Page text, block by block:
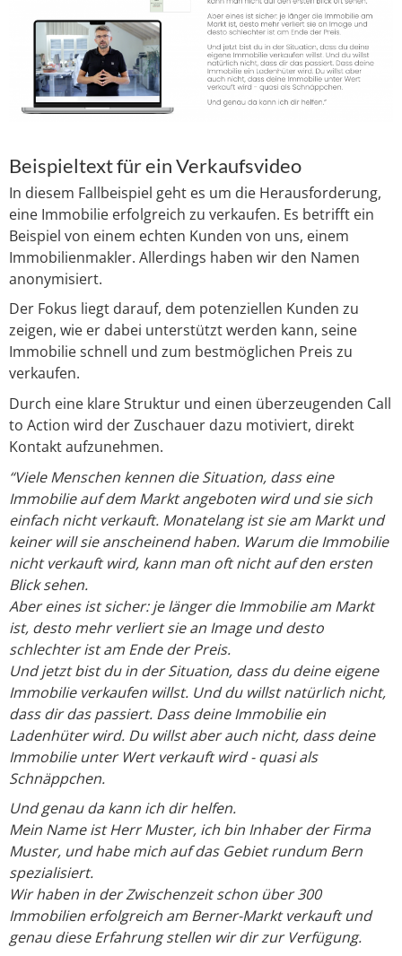
Beispieltext für ein Verkaufsvideo
In diesem Fallbeispiel geht es um die Herausforderung,
eine Immobilie erfolgreich zu verkaufen. Es betrifft ein
Beispiel von einem echten Kunden von uns, einem
Immobilienmakler. Allerdings haben wir den Namen
anonymisiert.
Der Fokus liegt darauf, dem potenziellen Kunden zu
zeigen, wie er dabei unterstützt werden kann, seine
Immobilie schnell und zum bestmöglichen Preis zu
verkaufen.
Durch eine klare Struktur und einen überzeugenden Call
to Action wird der Zuschauer dazu motiviert, direkt
Kontakt aufzunehmen.
“Viele Menschen kennen die Situation, dass eine
Immobilie auf dem Markt angeboten wird und sie sich
einfach nicht verkauft. Monatelang ist sie am Markt und
keiner will sie anscheinend haben. Warum die Immobilie
nicht verkauft wird, kann man oft nicht auf den ersten
Blick sehen.
Aber eines ist sicher: je länger die Immobilie am Markt
ist, desto mehr verliert sie an Image und desto
schlechter ist am Ende der Preis.
Und jetzt bist du in der Situation, dass du deine eigene
Immobilie verkaufen willst. Und du willst natürlich nicht,
dass dir das passiert. Dass deine Immobilie ein
Ladenhüter wird. Du willst aber auch nicht, dass deine
Immobilie unter Wert verkauft wird - quasi als
Schnäppchen.
Und genau da kann ich dir helfen.
Mein Name ist Herr Muster, ich bin Inhaber der Firma
Muster, und habe mich auf das Gebiet rundum Bern
spezialisiert.
Wir haben in der Zwischenzeit schon über 300
Immobilien erfolgreich am Berner-Markt verkauft und
genau diese Erfahrung stellen wir dir zur Verfügung.